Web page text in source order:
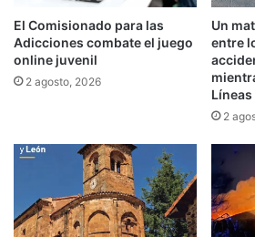
El Comisionado para las
Adicciones combate el juego
online juvenil
2 agosto, 2026
Un
entre
Líneas
2